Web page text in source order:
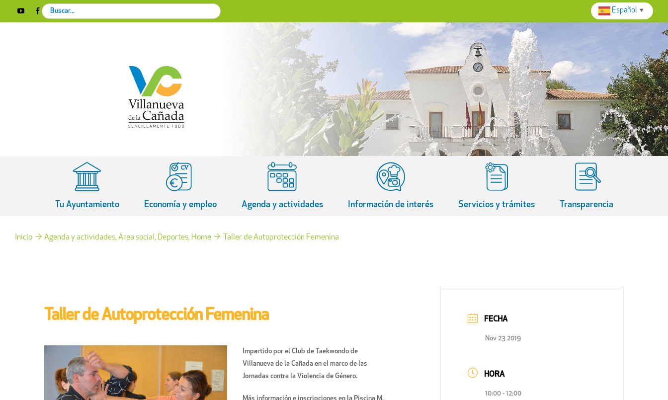
YouTubeFacebookInstagram
X
Search
for:
Tu Ayuntamiento Economía y empleo Agenda y actividades Información de interés Servicios y trámites Transparencia
Inicio Agenda y actividades Área social Deportes Home Taller de Autoprotección Femenina
Taller de Autoprotección Femenina
Impartido por el Club de Taekwondo de
Villanueva de la Cañada en el marco de las
Jornadas contra la Violencia de Género.
FECHA
Nov 23 2019
HORA
10:00 - 12:00
Español ▼